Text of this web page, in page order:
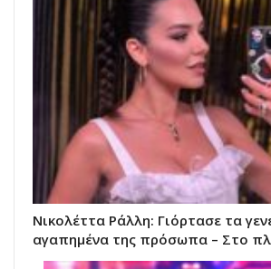
Νικολέττα Ράλλη: Γιόρτασε τα
αγαπημένα της πρόσωπα – Στο